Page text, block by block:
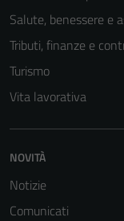
Salute, benessere e
Tributi, finanze e
Turismo
Vita lavorativa
NOVITÀ
Notizie
Comunicati